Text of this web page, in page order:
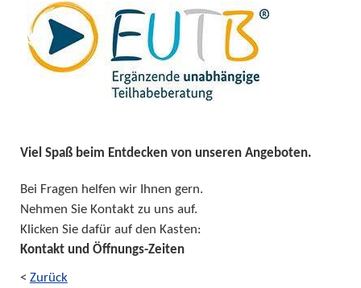
Viel Spaß beim Entdecken von unseren Angeboten.
Bei Fragen helfen wir Ihnen gern.
Nehmen Sie Kontakt zu uns auf.
Klicken Sie dafür auf den Kasten:
Kontakt und Öffnungs-Zeiten
< Zurück